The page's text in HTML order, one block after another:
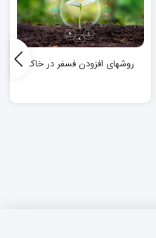
روشهای افزودن فسفر در خاک